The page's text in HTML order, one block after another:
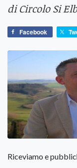
di Circolo Si
Facebook
Riceviamo e